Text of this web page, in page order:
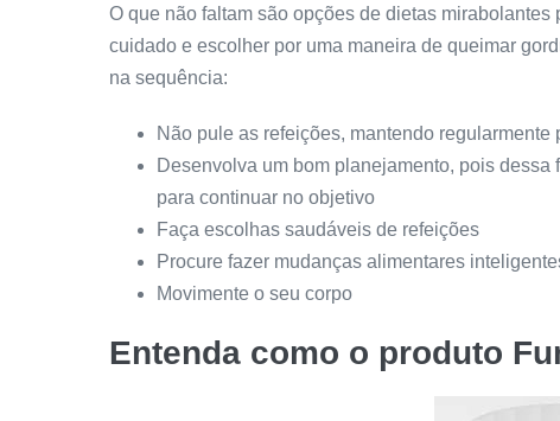
O que não faltam são opções de dietas
cuidado e escolher por uma maneira de queimar
na sequência:
Não pule as refeições, mantendo
Desenvolva um bom planejamento, pois
para continuar no objetivo
Faça escolhas saudáveis de refeições
Procure fazer mudanças alimentares
Movimente o seu corpo
Entenda como o produto